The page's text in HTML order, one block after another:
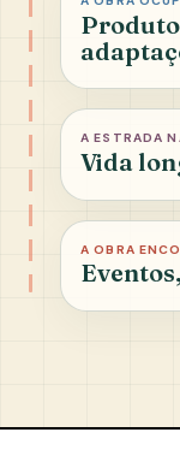
A ESTRADA
Vida
A OBRA